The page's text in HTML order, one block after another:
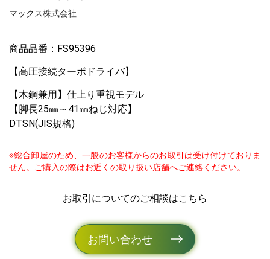
マックス株式会社
商品品番：FS95396
【高圧接続ターボドライバ】
【木鋼兼用】仕上り重視モデル
【脚長25㎜～41㎜ねじ対応】
DTSN(JIS規格)
※総合卸屋のため、一般のお客様からのお取引は受け付けておりま
せん。ご購入の際はお近くの取り扱い店舗へご連絡ください。
お取引についてのご相談はこちら
お問い合わせ